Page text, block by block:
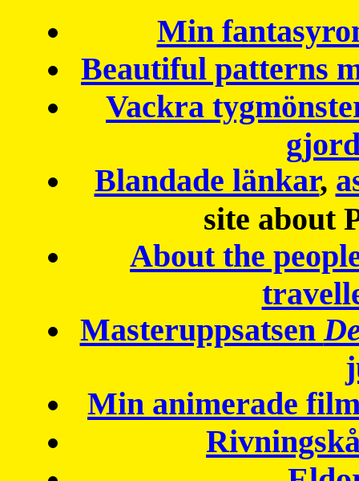
Min
Beautiful patterns
Vackra
Blandade länkar,
site about
About the
Masteruppsatsen
Min animerade